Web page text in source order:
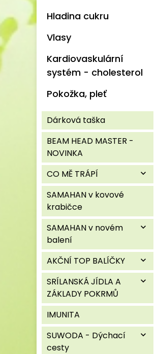
Hladina cukru
Vlasy
Kardiovaskulární
systém - cholesterol
Pokožka, pleť
Dárková taška
BEAM HEAD MASTER -
NOVINKA
CO MĚ TRÁPÍ
expand_more
SAMAHAN v kovové
krabičce
SAMAHAN v novém
balení
expand_more
AKČNÍ TOP BALÍČKY expand_more
SRÍLANSKÁ JÍDLA A
ZÁKLADY POKRMŮ
expand_more
IMUNITA
SUWODA - Dýchací
cesty
expand_more